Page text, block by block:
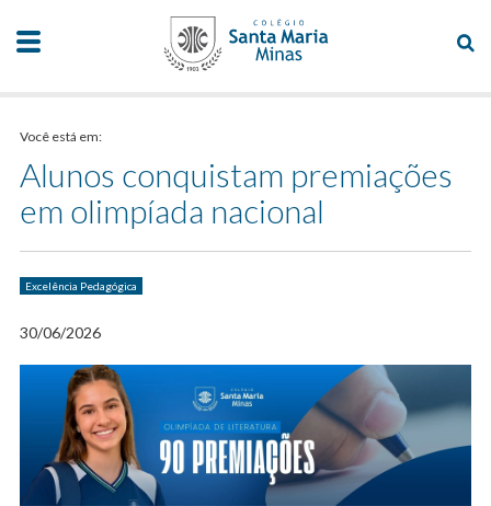
Você está em:
Alunos conquistam premiações
em olimpíada nacional
Excelência Pedagógica
30/06/2026